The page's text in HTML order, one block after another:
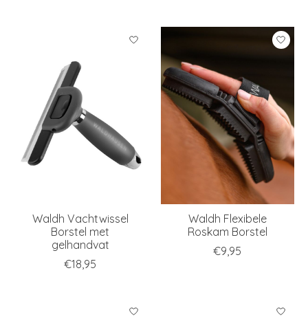
Waldh Vachtwissel
Borstel met
gelhandvat
€18,95
Waldh Flexibele
Roskam Borstel
€9,95